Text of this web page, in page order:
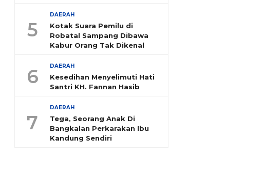
5
DAERAH
Kotak Suara Pemilu di
Robatal Sampang Dibawa
Kabur Orang Tak Dikenal
6 DAERAH
Kesedihan Menyelimuti Hati
Santri KH. Fannan Hasib
7
DAERAH
Tega, Seorang Anak Di
Bangkalan Perkarakan Ibu
Kandung Sendiri